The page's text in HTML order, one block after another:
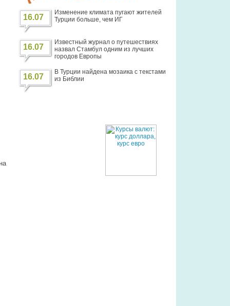
16.07
Изменение климата пугают жителей
Турции больше, чем ИГ
16.07
Известный журнал о путешествиях
назвал Стамбул одним из лучших
городов Европы
16.07
В Турции найдена мозаика с текстами
из Библии